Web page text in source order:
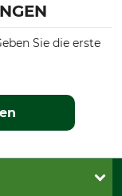
Sie die erste